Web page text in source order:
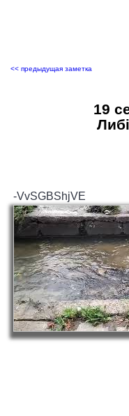
<< предыдущая заметка
19
-VvSGBShjVE